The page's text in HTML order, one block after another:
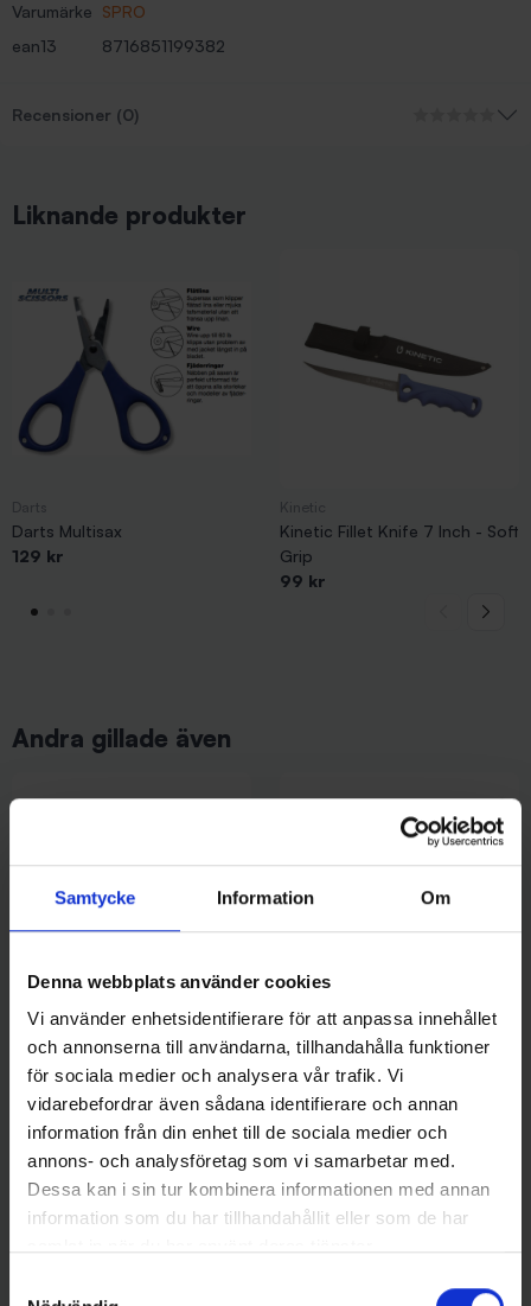
Samtycke Information Om
Denna webbplats använder cookies
Vi använder enhetsidentifierare för att anpassa innehållet
och annonserna till användarna, tillhandahålla funktioner
för sociala medier och analysera vår trafik. Vi
vidarebefordrar även sådana identifierare och annan
information från din enhet till de sociala medier och
annons- och analysföretag som vi samarbetar med.
Dessa kan i sin tur kombinera informationen med annan
information som du har tillhandahållit eller som de har
Varumärke SPRO
ean13
8716851199382
Recensioner (0)
Liknande produkter
Darts Multisax
129 kr
Kinetic Fillet Knife 7 Inch - Soft
Grip
99 kr
Andra gillade även
Ollonskott till WM-mekanismen
215 kr
SPRO
Spro Peang Fisketång 20 cm
209 kr
16 andra produkter i samma kategori: